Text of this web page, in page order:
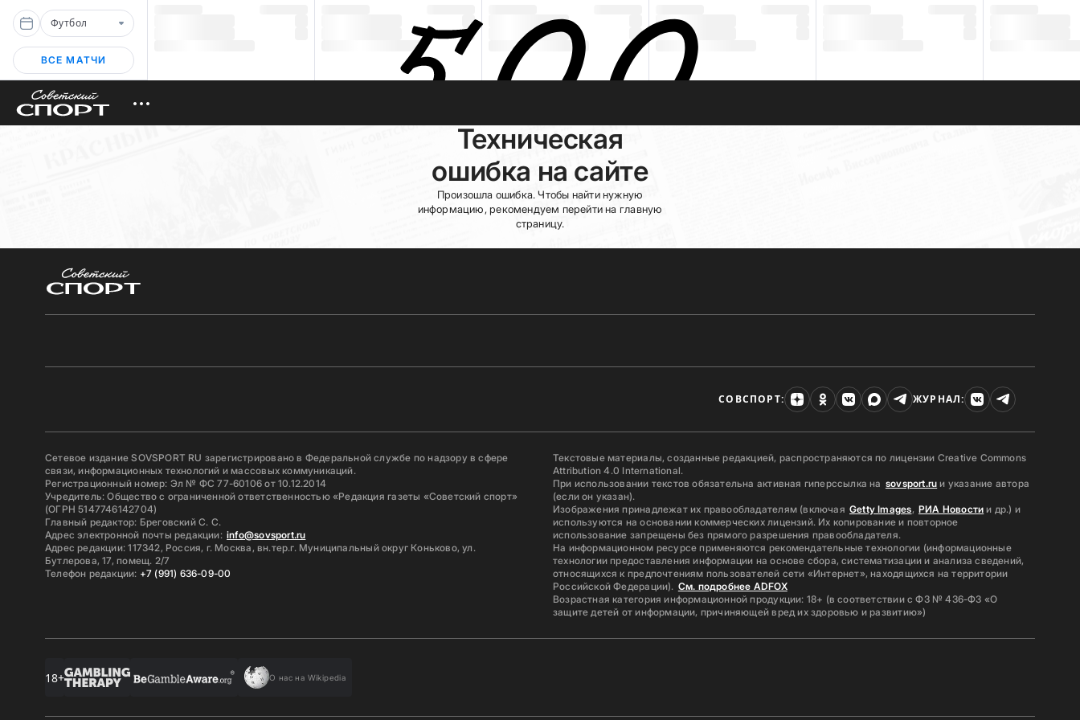
Футбол
ВСЕ МАТЧИ
Техническая
ошибка на сайте
Произошла ошибка. Чтобы найти нужную
информацию, рекомендуем перейти на главную
страницу.
СОВСПОРТ: ЖУРНАЛ:
Сетевое издание SOVSPORT RU зарегистрировано в Федеральной службе по надзору в сфере
связи, информационных технологий и массовых коммуникаций.
Регистрационный номер: Эл № ФС 77-60106 от 10.12.2014
Учредитель: Общество с ограниченной ответственностью «Редакция газеты «Советский спорт»
(ОГРН 5147746142704)
Главный редактор: Бреговский С. С.
Адрес электронной почты редакции: info@sovsport.ru
Адрес редакции: 117342, Россия, г. Москва, вн.тер.г. Муниципальный округ Коньково, ул.
Бутлерова, 17, помещ. 2/7
Телефон редакции: +7 (991) 636-09-00
Текстовые материалы, созданные редакцией, распространяются по лицензии Creative Commons
Attribution 4.0 International.
При использовании текстов обязательна активная гиперссылка на sovsport.ru и указание автора
(если он указан).
Изображения принадлежат их правообладателям (включая Getty Images, РИА Новости и др.) и
используются на основании коммерческих лицензий. Их копирование и повторное
использование запрещены без прямого разрешения правообладателя.
На информационном ресурсе применяются рекомендательные технологии (информационные
технологии предоставления информации на основе сбора, систематизации и анализа сведений,
относящихся к предпочтениям пользователей сети «Интернет», находящихся на территории
Российской Федерации). См. подробнее ADFOX
Возрастная категория информационной продукции: 18+ (в соответствии с ФЗ № 436-ФЗ «О
защите детей от информации, причиняющей вред их здоровью и развитию»)
18+ О нас на Wikipedia